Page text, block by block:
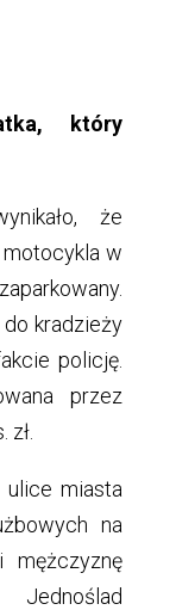
który
że
w
do kradzieży
policję.
przez
ulice miasta
na
mężczyznę